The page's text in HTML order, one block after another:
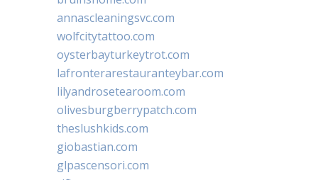
annascleaningsvc.com
wolfcitytattoo.com
oysterbayturkeytrot.com
lafronterarestauranteybar.com
lilyandrosetearoom.com
olivesburgberrypatch.com
theslushkids.com
giobastian.com
glpascensori.com